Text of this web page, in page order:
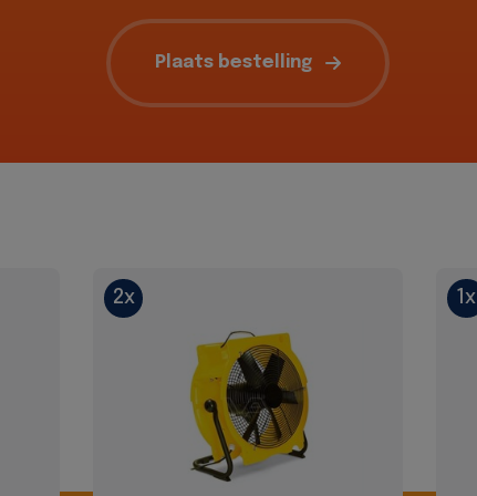
Plaats bestelling
2x 1x